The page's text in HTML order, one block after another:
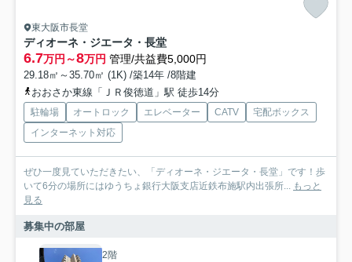
東大阪市長堂
ディオーネ・ジエータ・長堂
6.7万円～8万円 管理/共益費5,000円
29.18㎡～35.70㎡ (1K) /築14年 /8階建
おおさか東線「ＪＲ俊徳道」駅 徒歩14分
駐輪場 オートロック エレベーター CATV
宅配ボックス
インターネット対応
ぜひ一度見ていただきたい、「ディオーネ・ジエータ・長堂」です！歩
いて6分の場所にはゆうちょ銀行大阪支店近鉄布施駅内出張所... もっと
見る
募集中の部屋
2階